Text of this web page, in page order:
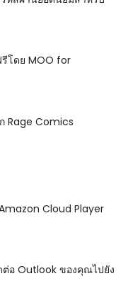
โดย MOO for
Rage Comics
Cloud Player
ต่อ Outlook ของคุณไปยัง